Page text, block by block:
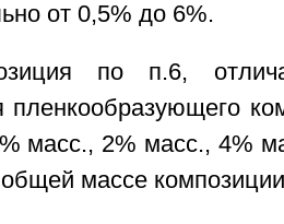
от 0,5% до 6%.
по п.6,
пленкообразующего
масс., 2% масс., 4%
массе